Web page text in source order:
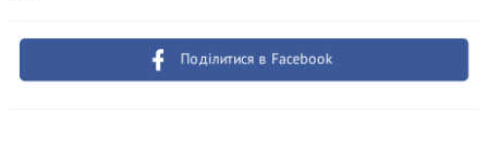
Поділитися в Facebook